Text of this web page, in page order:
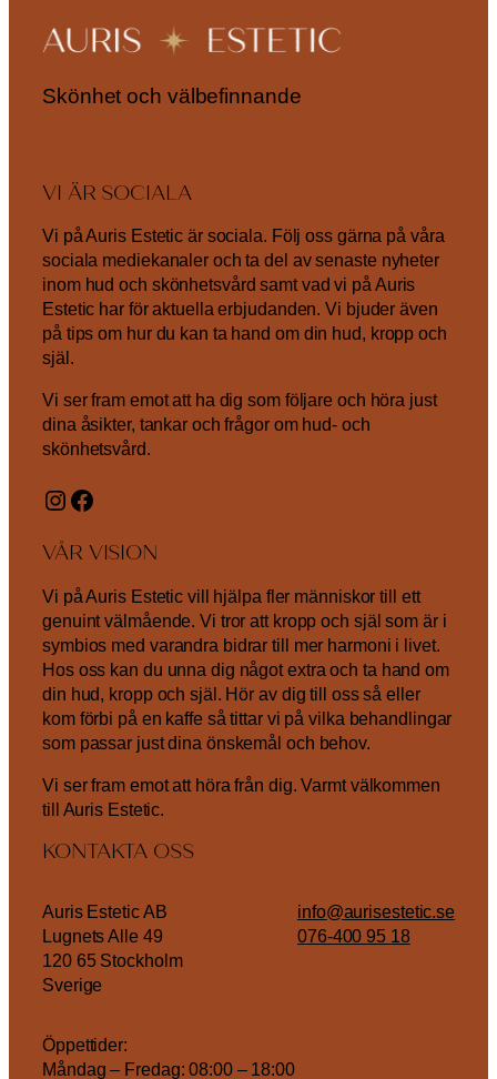
Skönhet och välbefinnande
VI ÄR SOCIALA
Vi på Auris Estetic är sociala. Följ oss gärna på våra
sociala mediekanaler och ta del av senaste nyheter
inom hud och skönhetsvård samt vad vi på Auris
Estetic har för aktuella erbjudanden. Vi bjuder även
på tips om hur du kan ta hand om din hud, kropp och
själ.
Vi ser fram emot att ha dig som följare och höra just
dina åsikter, tankar och frågor om hud- och
skönhetsvård.
Instagram
Facebook
VÅR VISION
Vi på Auris Estetic vill hjälpa fler människor till ett
genuint välmående. Vi tror att kropp och själ som är i
symbios med varandra bidrar till mer harmoni i livet.
Hos oss kan du unna dig något extra och ta hand om
din hud, kropp och själ. Hör av dig till oss så eller
kom förbi på en kaffe så tittar vi på vilka behandlingar
som passar just dina önskemål och behov.
Vi ser fram emot att höra från dig. Varmt välkommen
till Auris Estetic.
KONTAKTA OSS
Auris Estetic AB
Lugnets Alle 49
120 65 Stockholm
Sverige
info@aurisestetic.se
076-400 95 18
Öppettider:
Måndag – Fredag: 08:00 – 18:00